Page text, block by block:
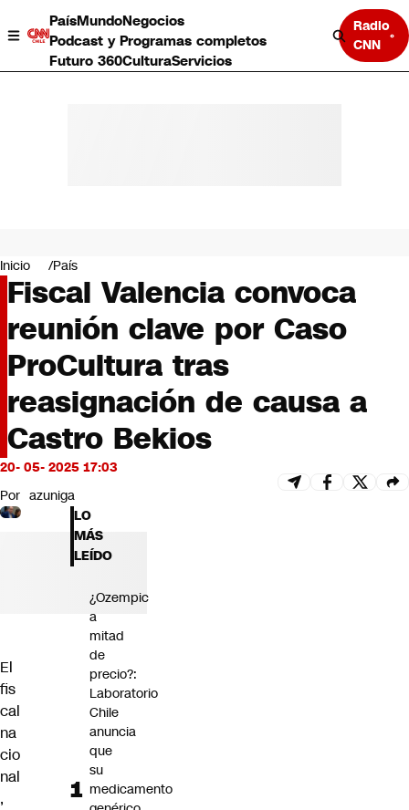
PaísMundoNegocios
Podcast y Programas completos
Futuro 360CulturaServicios
Radio
CNN
Negocios
Deportes
Programas completos
Cultura
Servicios
Bits
CNN tiempo
Futuro 360
Opinión
Inicio País
Fiscal Valencia convoca
reunión clave por Caso
ProCultura tras
reasignación de causa a
Castro Bekios
20- 05- 2025 17:03
Por azuniga
El
fis
cal
na
cio
nal
,
LO
MÁS
LEÍDO
¿Ozempic
a
mitad
de
precio?:
Laboratorio
Chile
anuncia
que
su
medicamento